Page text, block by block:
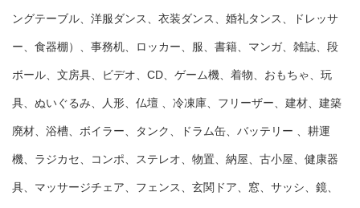
ングテーブル、洋服ダンス、衣装ダンス、婚礼タンス、ドレッサ
ー、食器棚）、事務机、ロッカー、服、書籍、マンガ、雑誌、段
ボール、文房具、ビデオ、CD、ゲーム機、着物、おもちゃ、玩
具、ぬいぐるみ、人形、仏壇 、冷凍庫、フリーザー、建材、建築
廃材、浴槽、ボイラー、タンク、ドラム缶、バッテリー 、耕運
機、ラジカセ、コンポ、ステレオ、物置、納屋、古小屋、健康器
具、マッサージチェア、フェンス、玄関ドア、窓、サッシ、鏡、